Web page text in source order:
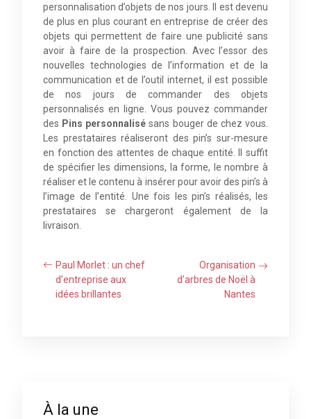
personnalisation d’objets de nos jours. Il est devenu
de plus en plus courant en entreprise de créer des
objets qui permettent de faire une publicité sans
avoir à faire de la prospection. Avec l’essor des
nouvelles technologies de l’information et de la
communication et de l’outil internet, il est possible
de nos jours de commander des objets
personnalisés en ligne. Vous pouvez commander
des Pins personnalisé sans bouger de chez vous.
Les prestataires réaliseront des pin’s sur-mesure
en fonction des attentes de chaque entité. Il suffit
de spécifier les dimensions, la forme, le nombre à
réaliser et le contenu à insérer pour avoir des pin’s à
l’image de l’entité. Une fois les pin’s réalisés, les
prestataires se chargeront également de la
livraison.
Paul Morlet : un chef
d’entreprise aux
idées brillantes
Organisation
d’arbres de Noël à
Nantes
À la une